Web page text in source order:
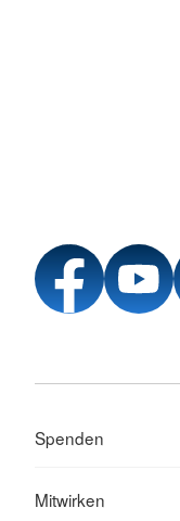
Spenden
Mitwirken